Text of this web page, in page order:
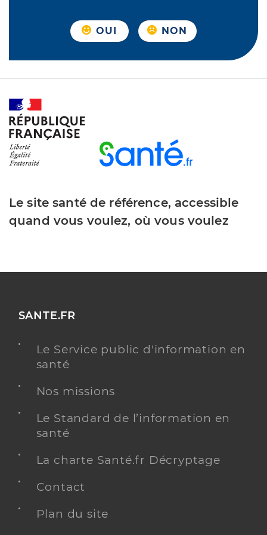
OUI NON
Le site santé de référence, accessible
quand vous voulez, où vous voulez
SANTE.FR
Le Service public d'information en
santé
Nos missions
Le Standard de l’information en
santé
La charte Santé.fr Décryptage
Contact
Plan du site